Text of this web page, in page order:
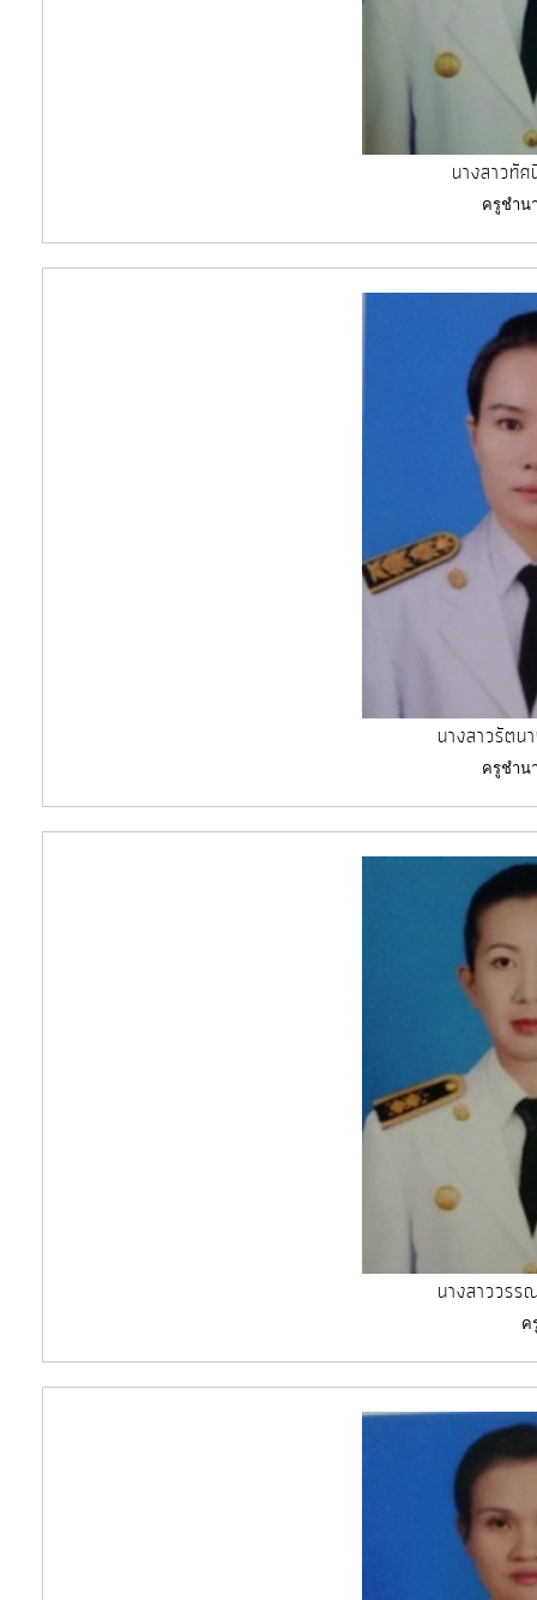
นางสาวทั
ครูชำน
นางสาวรัต
ครูชำน
นางสาววร
ค